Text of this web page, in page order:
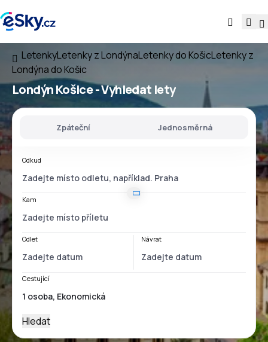
LetenkyLetenky z LondýnaLetenky do KošicLetenky z
Londýna do Košic
Londýn Košice- Vyhledat lety
Zpáteční Jednosměrná
Odkud
Kam
Odlet Návrat
Cestující
Hledat